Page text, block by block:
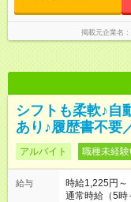
掲載元企業名
シフトも柔軟♪自
あり♪履歴書不要
アルバイト 職種未経験
給与
時給1,225円～
通常時給（5時